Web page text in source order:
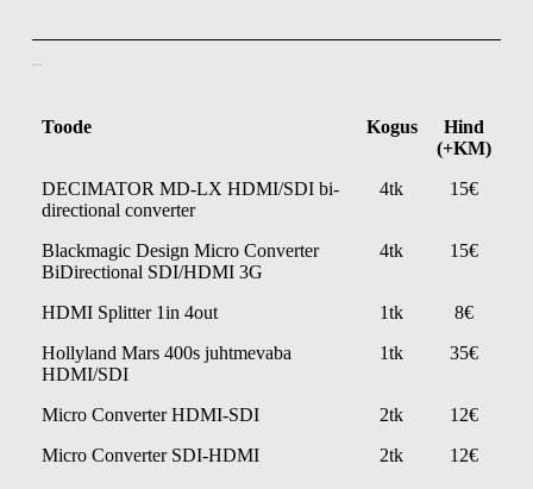
Toode Kogus
Hind
(+KM)
DECIMATOR MD-LX HDMI/SDI bi-
directional converter
4tk 15€
Blackmagic Design Micro Converter
BiDirectional SDI/HDMI 3G
4tk 15€
HDMI Splitter 1in 4out 1tk
8€
Hollyland Mars 400s juhtmevaba
HDMI/SDI
1tk 35€
Micro Converter HDMI-SDI 2tk
12€
Micro Converter SDI-HDMI
2tk 12€